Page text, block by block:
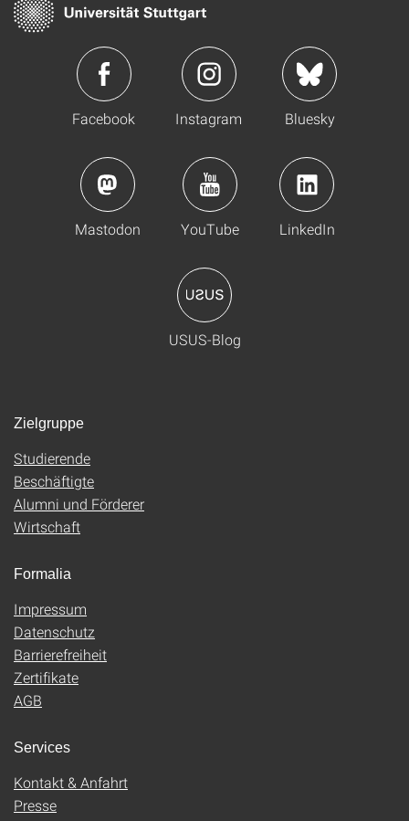
Facebook Instagram Bluesky
Mastodon YouTube LinkedIn
USUS-Blog
Zielgruppe
Studierende
Beschäftigte
Alumni und Förderer
Wirtschaft
Formalia
Impressum
Datenschutz
Barrierefreiheit
Zertifikate
AGB
Services
Kontakt & Anfahrt
Presse